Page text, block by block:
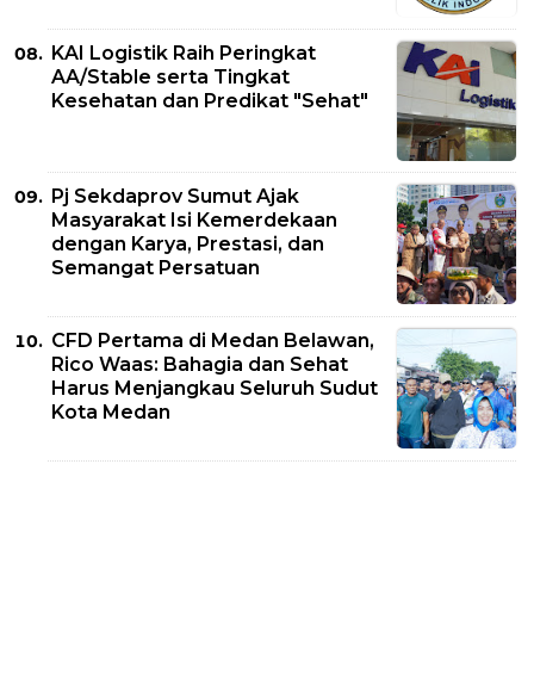
KAI Logistik Raih Peringkat
AA/Stable serta Tingkat
Kesehatan dan Predikat "Sehat"
Pj Sekdaprov Sumut Ajak
Masyarakat Isi Kemerdekaan
dengan Karya, Prestasi, dan
Semangat Persatuan
CFD Pertama di Medan Belawan,
Rico Waas: Bahagia dan Sehat
Harus Menjangkau Seluruh Sudut
Kota Medan